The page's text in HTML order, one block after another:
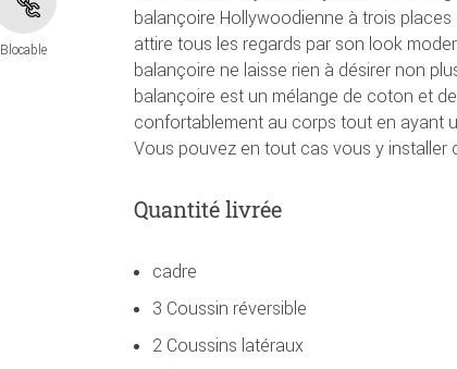
Blocable
balançoire Hollywoodienne à trois
attire tous les regards par son look
balançoire ne laisse rien à désirer non
balançoire est un mélange de coton et
confortablement au corps tout en ayant
Vous pouvez en tout cas vous y installer
Quantité livrée
cadre
3 Coussin réversible
2 Coussins latéraux